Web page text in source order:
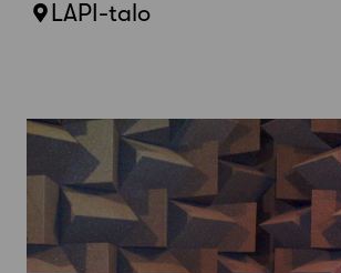
LAPI-talo